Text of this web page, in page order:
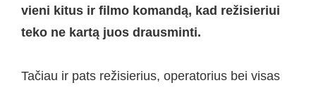
vieni kitus ir filmo komandą, kad režisieriui
teko ne kartą juos drausminti.
Tačiau ir pats režisierius, operatorius bei visas